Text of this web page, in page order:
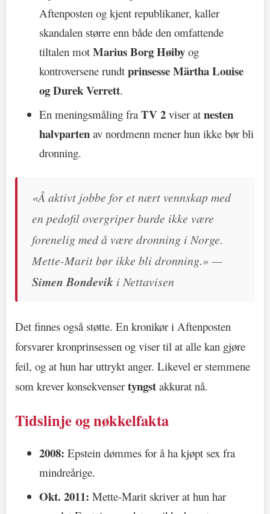
Aftenposten og kjent republikaner, kaller
skandalen større enn både den omfattende
tiltalen mot Marius Borg Høiby og
kontroversene rundt prinsesse Märtha Louise
og Durek Verrett.
En meningsmåling fraTV 2 viser at nesten
halvparten av nordmenn mener hun ikke bør bli
dronning.
«Å aktivt jobbe for et nært vennskap med
en pedofil overgriper burde ikke være
forenelig med å være dronning i Norge.
Mette-Marit bør ikke bli dronning.» —
Simen Bondevik i Nettavisen
Det finnes også støtte. En kronikør i Aftenposten
forsvarer kronprinsessen og viser til at alle kan gjøre
feil, og at hun har uttrykt anger. Likevel er stemmene
som krever konsekvensertyngst akkurat nå.
Tidslinje og nøkkelfakta
2008: Epstein dømmes for å ha kjøpt sex fra
mindreårige.
Okt. 2011: Mette-Marit skriver at hun har